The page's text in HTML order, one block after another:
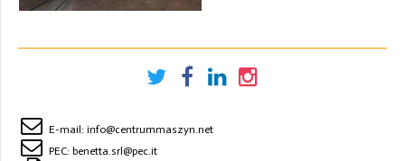
E-mail: info@centrummaszyn.net
PEC: benetta.srl@pec.it